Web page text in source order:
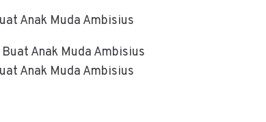
Anak Muda Ambisius
Anak Muda Ambisius